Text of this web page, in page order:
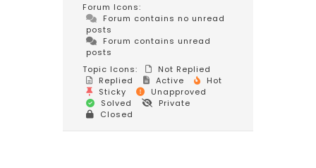
Forum Icons:
Forum contains no unread
posts
Forum contains unread
posts
Topic Icons:
Not Replied
Replied
Active
Hot
Sticky
Unapproved
Solved
Private
Closed